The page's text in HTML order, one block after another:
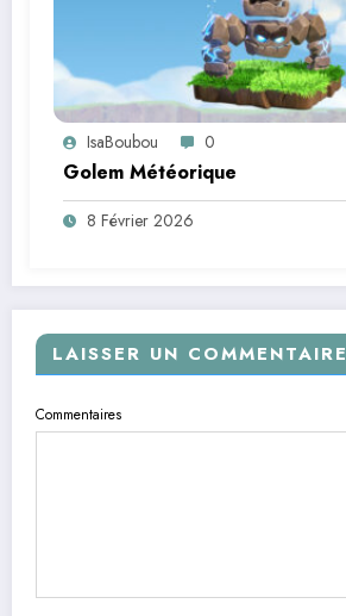
IsaBoubou 0
Golem Météorique
8 Février 2026
LAISSER UN COMMENTAIRE
Commentaires